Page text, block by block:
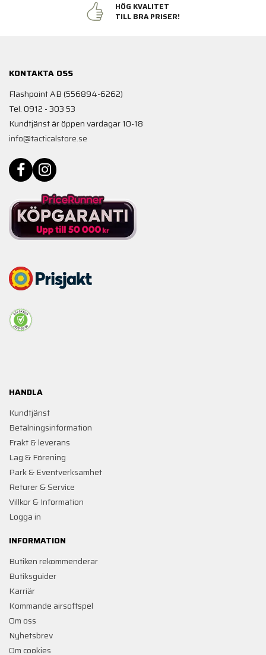
HÖG KVALITET
TILL BRA PRISER!
KONTAKTA OSS
Flashpoint AB (556894-6262)
Tel. 0912 - 303 53
Kundtjänst är öppen vardagar 10-18
info@tacticalstore.se
HANDLA
Kundtjänst
Betalningsinformation
Frakt & leverans
Lag & Förening
Park & Eventverksamhet
Returer & Service
Villkor & Information
Logga in
INFORMATION
Butiken rekommenderar
Butiksguider
Karriär
Kommande airsoftspel
Om oss
Nyhetsbrev
Om cookies